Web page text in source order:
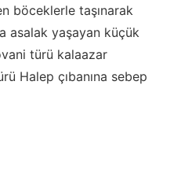
böceklerle taşınarak
asalak yaşayan küçük
türü kalaazar
Halep çıbanına sebep